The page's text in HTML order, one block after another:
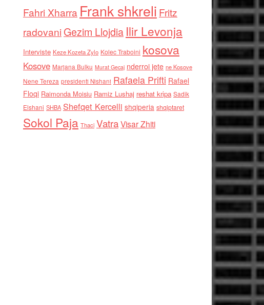
Fahri Xharra Frank shkreli Fritz
radovaniGezim Llojdia Ilir Levonja
Interviste Keze Kozeta Zylo Kolec Traboini kosova
Kosove Marjana Bulku Murat Gecaj nderroi jete ne Kosove
Nene Tereza presidenti Nishani Rafaela Prifti Rafael
Floqi Raimonda Moisiu Ramiz Lushaj reshat kripa Sadik
Elshani SHBA Shefqet Kercelli shqiperia shqiptaret
Sokol Paja Thaci VatraVisar Zhiti